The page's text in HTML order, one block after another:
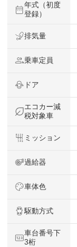
年式（初度
登録）
排気量
乗車定員
ドア
エコカー減
税対象車
ミッション
過給器
車体色
駆動方式
車台番号下
3桁